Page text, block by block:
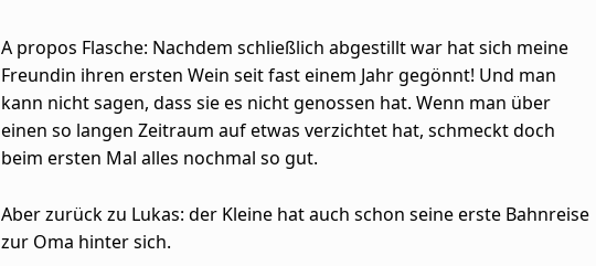
A propos Flasche: Nachdem schließlich abgestillt war hat sich meine
Freundin ihren ersten Wein seit fast einem Jahr gegönnt! Und man
kann nicht sagen, dass sie es nicht genossen hat. Wenn man über
einen so langen Zeitraum auf etwas verzichtet hat, schmeckt doch
beim ersten Mal alles nochmal so gut.
Aber zurück zu Lukas: der Kleine hat auch schon seine erste Bahnreise
zur Oma hinter sich.